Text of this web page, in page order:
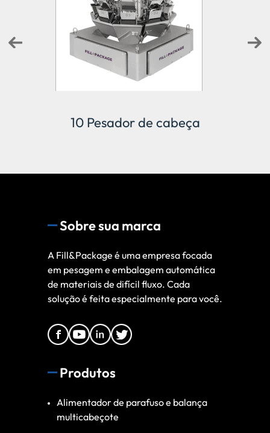
10 Pesador de cabeça
Sobre sua marca
A Fill&Package é uma empresa focada
em pesagem e embalagem automática
de materiais de difícil fluxo. Cada
solução é feita especialmente para você.
Produtos
Alimentador de parafuso e balança
multicabeçote